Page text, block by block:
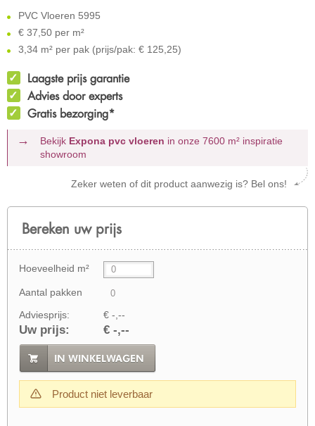
PVC Vloeren 5995
€ 37,50 per m²
3,34 m² per pak (prijs/pak: € 125,25)
Laagste prijs garantie
Advies door experts
Gratis bezorging*
Bekijk Expona pvc vloeren in onze 7600 m² inspiratie
showroom
Zeker weten of dit product aanwezig is? Bel ons!
Bereken uw prijs
Hoeveelheid m²
Aantal pakken
Adviesprijs: € -,--
Uw prijs: € -,--
IN WINKELWAGEN
Product niet leverbaar